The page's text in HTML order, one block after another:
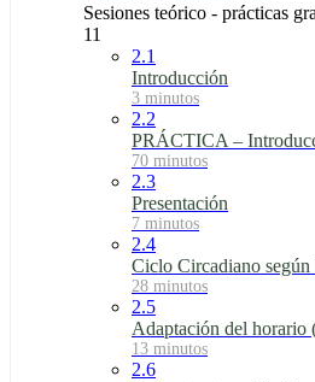
Sesiones teórico - prácticas
11
2.1
Introducción
3 minutos
2.2
PRÁCTICA –
70 minutos
2.3
Presentación
7 minutos
2.4
Ciclo Circadiano
28 minutos
2.5
Adaptación del horario
13 minutos
2.6